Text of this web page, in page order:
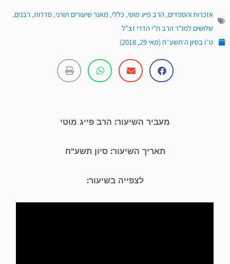
אזכרות והספדים, הרב פייג מוטי, כללי, מאגר שיעורים תורני, סדרות, רבנים,
שלושים למו"ר הרב ח"י הדרי זצ"ל
ט״ו בסיון ה׳תשע״ח (מאי 29, 2018)
מעביר השיעור: הרב פייג מוטי
תאריך השיעור: סיון תשע"ח
לצפייה בשיעור: